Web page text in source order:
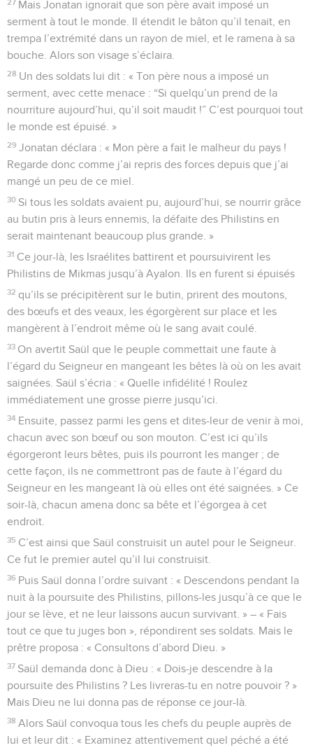
27 Mais Jonatan ignorait que son père avait imposé un
serment à tout le monde. Il étendit le bâton qu’il tenait, en
trempa l’extrémité dans un rayon de miel, et le ramena à sa
bouche. Alors son visage s’éclaira.
28 Un des soldats lui dit : « Ton père nous a imposé un
serment, avec cette menace : “Si quelqu’un prend de la
nourriture aujourd’hui, qu’il soit maudit !” C’est pourquoi tout
le monde est épuisé. »
29 Jonatan déclara : « Mon père a fait le malheur du pays !
Regarde donc comme j’ai repris des forces depuis que j’ai
mangé un peu de ce miel.
30 Si tous les soldats avaient pu, aujourd’hui, se nourrir grâce
au butin pris à leurs ennemis, la défaite des Philistins en
serait maintenant beaucoup plus grande. »
31 Ce jour-là, les Israélites battirent et poursuivirent les
Philistins de Mikmas jusqu’à Ayalon. Ils en furent si épuisés
32 qu’ils se précipitèrent sur le butin, prirent des moutons,
des bœufs et des veaux, les égorgèrent sur place et les
mangèrent à l’endroit même où le sang avait coulé.
33 On avertit Saül que le peuple commettait une faute à
l’égard du Seigneur en mangeant les bêtes là où on les avait
saignées. Saül s’écria : « Quelle infidélité ! Roulez
immédiatement une grosse pierre jusqu’ici.
34 Ensuite, passez parmi les gens et dites-leur de venir à moi,
chacun avec son bœuf ou son mouton. C’est ici qu’ils
égorgeront leurs bêtes, puis ils pourront les manger ; de
cette façon, ils ne commettront pas de faute à l’égard du
Seigneur en les mangeant là où elles ont été saignées. » Ce
soir-là, chacun amena donc sa bête et l’égorgea à cet
endroit.
35 C’est ainsi que Saül construisit un autel pour le Seigneur.
Ce fut le premier autel qu’il lui construisit.
36 Puis Saül donna l’ordre suivant : « Descendons pendant la
nuit à la poursuite des Philistins, pillons-les jusqu’à ce que le
jour se lève, et ne leur laissons aucun survivant. » – « Fais
tout ce que tu juges bon », répondirent ses soldats. Mais le
prêtre proposa : « Consultons d’abord Dieu. »
37 Saül demanda donc à Dieu : « Dois-je descendre à la
poursuite des Philistins ? Les livreras-tu en notre pouvoir ? »
Mais Dieu ne lui donna pas de réponse ce jour-là.
38 Alors Saül convoqua tous les chefs du peuple auprès de
lui et leur dit : « Examinez attentivement quel péché a été